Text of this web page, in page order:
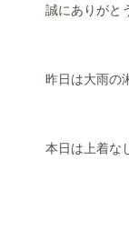
誠にありがと
昨日は大雨の
本日は上着な